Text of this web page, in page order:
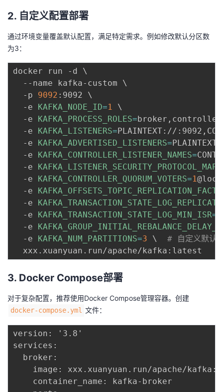
2. 自定义配置部署
通过环境变量覆盖默认配置，满足特定需求。例如修改默认分区数
为3：
docker run -d \
  --name kafka-custom
\
  -p
9092 :9092 \
  -e
KAFKA_NODE_ID=1
\
  -e
KAFKA_PROCESS_ROLES=
  -e
KAFKA_LISTENERS=PLAINTEXT://
  -e
KAFKA_ADVERTISED_LISTENERS=
  -e
KAFKA_CONTROLLER_LISTENER_NAMES=
  -e
KAFKA_LISTENER_SECURITY_PROTOCOL_MAP
  -e
KAFKA_CONTROLLER_QUORUM_VOTERS=1
  -e
  -e
  -e
KAFKA_TRANSACTION_STATE_LOG_MIN_ISR=
  -e
  -e
KAFKA_NUM_PARTITIONS=3 \
# 自定义默认
3. Docker Compose部署
对于复杂配置，推荐使用Docker Compose管理容器。创建
docker-compose.yml 文件：
version: '3.8'
services:
  broker:
image: xxx.xuanyuan.run/apache/
    container_name: kafka-broker